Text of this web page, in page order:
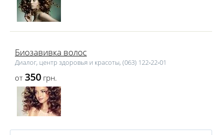
Биозавивка волос
Диалог, центр здоровья и красоты, (063) 122‑22‑01
от 350 грн.